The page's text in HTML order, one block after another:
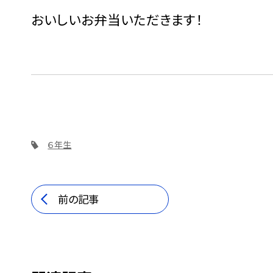
おいしいお弁当いただきます！
６年生
前の記事